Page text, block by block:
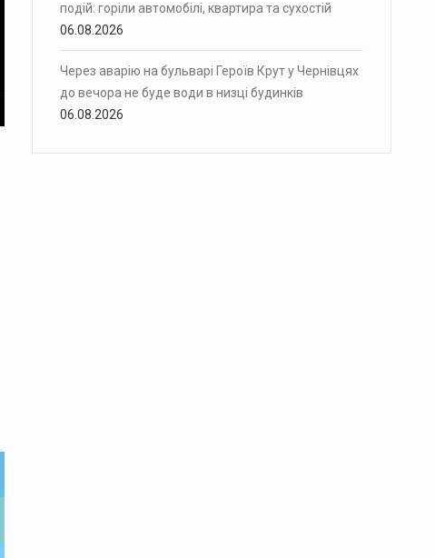
подій: горіли автомобілі, квартира та сухостій
06.08.2026
Через аварію на бульварі Героїв Крут у Чернівцях
до вечора не буде води в низці будинків
06.08.2026